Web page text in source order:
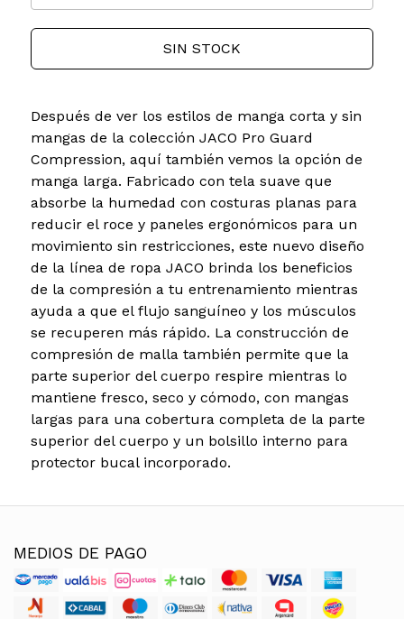
SIN STOCK
Después de ver los estilos de manga corta y sin
mangas de la colección JACO Pro Guard
Compression, aquí también vemos la opción de
manga larga. Fabricado con tela suave que
absorbe la humedad con costuras planas para
reducir el roce y paneles ergonómicos para un
movimiento sin restricciones, este nuevo diseño
de la línea de ropa JACO brinda los beneficios
de la compresión a tu entrenamiento mientras
ayuda a que el flujo sanguíneo y los músculos
se recuperen más rápido. La construcción de
compresión de malla también permite que la
parte superior del cuerpo respire mientras lo
mantiene fresco, seco y cómodo, con mangas
largas para una cobertura completa de la parte
superior del cuerpo y un bolsillo interno para
protector bucal incorporado.
MEDIOS DE PAGO